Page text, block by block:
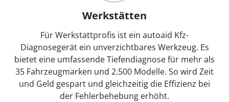
Werkstätten
Für Werkstattprofis ist ein autoaid Kfz-
Diagnosegerät ein unverzichtbares Werkzeug. Es
bietet eine umfassende Tiefendiagnose für mehr als
35 Fahrzeugmarken und 2.500 Modelle. So wird Zeit
und Geld gespart und gleichzeitig die Effizienz bei
der Fehlerbehebung erhöht.